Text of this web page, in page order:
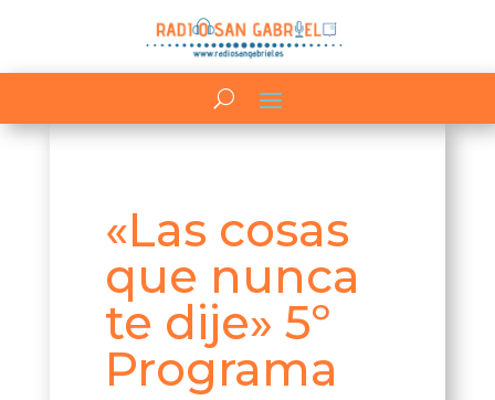
«Las cosas
que nunca
te dije» 5º
Programa